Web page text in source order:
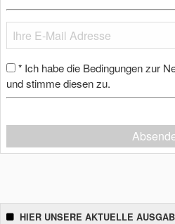
* Ich habe die Bedingungen zur
und stimme diesen zu.
HIER UNSERE AKTUELLE